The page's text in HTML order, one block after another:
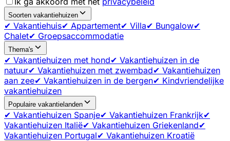
Soorten vakantiehuizen
✔ Vakantiehuis✔ Appartement✔ Villa✔ Bungalow✔
Chalet✔ Groepsaccommodatie
Thema's
✔ Vakantiehuizen met hond✔ Vakantiehuizen in de
natuur✔ Vakantiehuizen met zwembad✔ Vakantiehuizen
aan zee✔ Vakantiehuizen in de bergen✔ Kindvriendelijke
vakantiehuizen
Populaire vakantielanden
✔ Vakantiehuizen Spanje✔ Vakantiehuizen Frankrijk✔
Vakantiehuizen Italië✔ Vakantiehuizen Griekenland✔
Vakantiehuizen Portugal✔ Vakantiehuizen Kroatië